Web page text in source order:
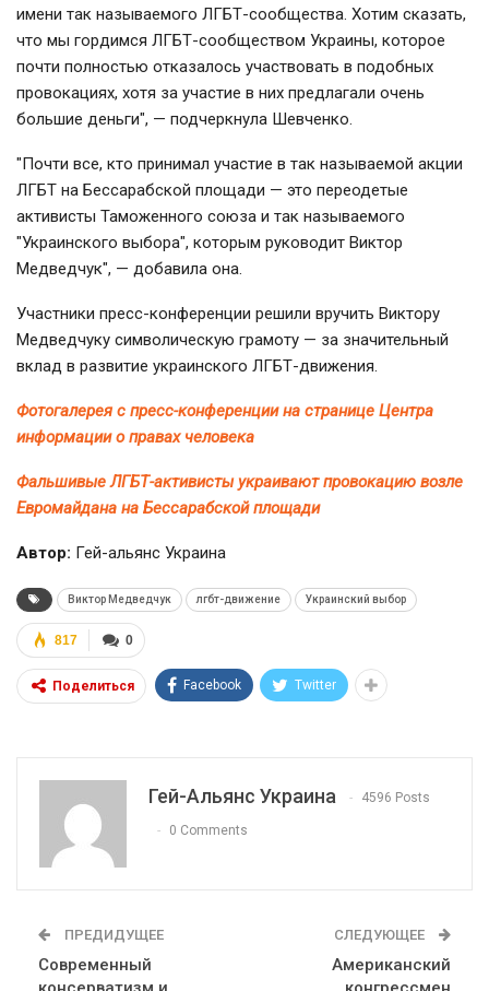
имени так называемого ЛГБТ-сообщества. Хотим сказать,
что мы гордимся ЛГБТ-сообществом Украины, которое
почти полностью отказалось участвовать в подобных
провокациях, хотя за участие в них предлагали очень
большие деньги", — подчеркнула Шевченко.
"Почти все, кто принимал участие в так называемой акции
ЛГБТ на Бессарабской площади — это переодетые
активисты Таможенного союза и так называемого
"Украинского выбора", которым руководит Виктор
Медведчук", — добавила она.
Участники пресс-конференции решили вручить Виктору
Медведчуку символическую грамоту — за значительный
вклад в развитие украинского ЛГБТ-движения.
Фотогалерея с пресс-конференции на странице Центра
информации о правах человека
Фальшивые ЛГБТ-активисты украивают провокацию возле
Евромайдана на Бессарабской площади
Автор: Гей-альянс Украина
Виктор Медведчук лгбт-движение Украинский выбор
0
817
Поделиться Facebook Twitter
Гей-Альянс Украина 4596 Posts
0 Comments
ПРЕДИДУЩЕЕ
Современный
СЛЕДУЮЩЕЕ
Американский